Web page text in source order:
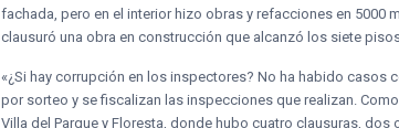
fachada, pero en el interior hizo obras y refacciones en
clausuró una obra en construcción que alcanzó los siete
«¿Si hay corrupción en los inspectores? No ha habido
por sorteo y se fiscalizan las inspecciones que realizan.
Villa del Parque y Floresta, donde hubo cuatro clausuras,